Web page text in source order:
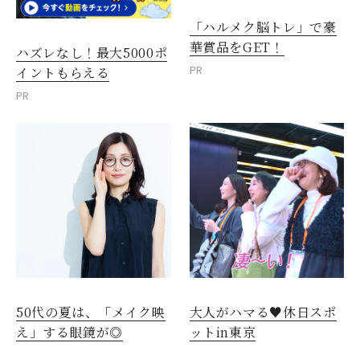
ハズレなし！最大5000ポ
イントもらえる
PR
「ハルメク脳トレ」で豪
華賞品をGET！
PR
50代の夏は、「メイク映
え」する眼鏡が◎
大人がハマる♥休日スポ
ットin東京